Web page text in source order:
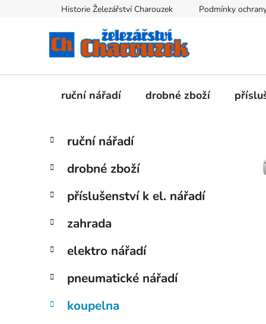
Historie Železářství Charouzek Podmínky
ruční nářadí drobné zboží
P
s
r
n
n
í
p
n
Přeskočit
kategorie
K
a
e
o
i
ruční nářadí
drobné zboží
příslušenství k el. nářadí
zahrada
elektro nářadí
pneumatické nářadí
koupelna